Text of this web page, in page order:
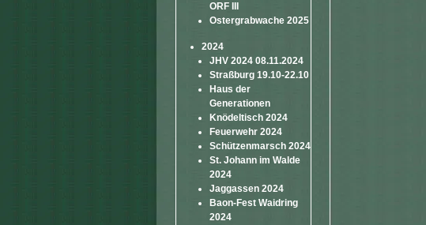
ORF III
Ostergrabwache 2025
2024
JHV 2024 08.11.2024
Straßburg 19.10-22.10
Haus der
Generationen
Knödeltisch 2024
Feuerwehr 2024
Schützenmarsch 2024
St. Johann im Walde
2024
Jaggassen 2024
Baon-Fest Waidring
2024